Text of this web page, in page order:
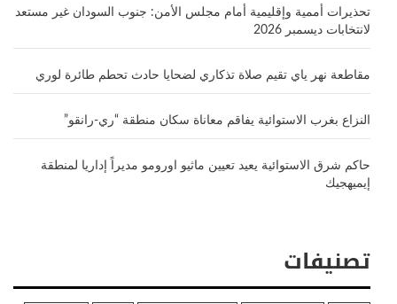
تحذيرات أممية وإقليمية أمام مجلس الأمن: جنوب السودان غير مستعد
لانتخابات ديسمبر 2026
مقاطعة نهر ياي تقيم صلاة تذكاري لضحايا حادث تحطم طائرة لوري
النزاع بغرب الاستوائية يفاقم معاناة سكان منطقة “ري-رانقو”
حاكم شرق الاستوائية يعيد تعيين ماثيو اورومو مديراً إداريا لمنطقة
إيميهجيك
تصنيفات